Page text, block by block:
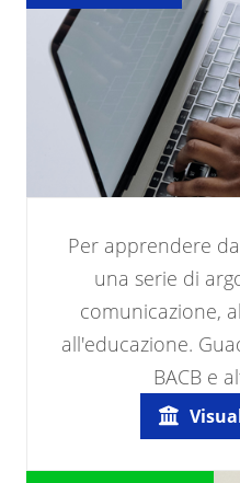
Per apprendere
una serie di
comunicazione,
all'educazione.
BACB e